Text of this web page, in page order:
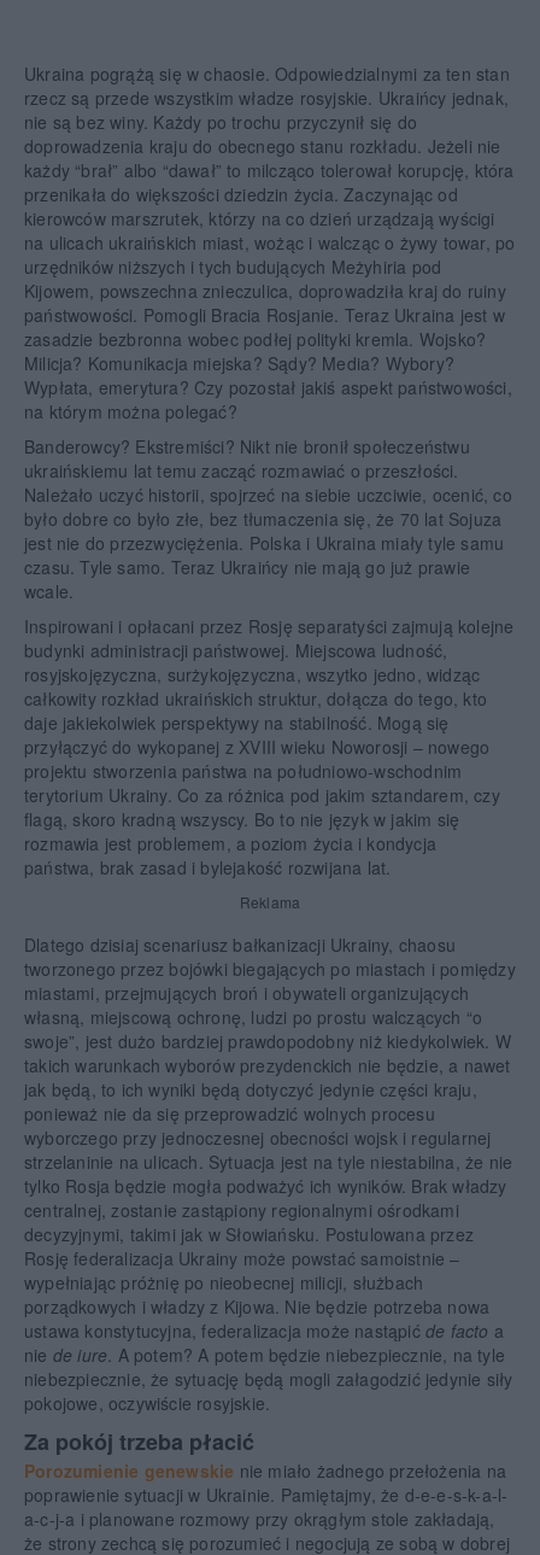
Ukraina pogrążą się w chaosie. Odpowiedzialnymi za ten stan
rzecz są przede wszystkim władze rosyjskie. Ukraińcy jednak,
nie są bez winy. Każdy po trochu przyczynił się do
doprowadzenia kraju do obecnego stanu rozkładu. Jeżeli nie
każdy “brał” albo “dawał” to milcząco tolerował korupcję, która
przenikała do większości dziedzin życia. Zaczynając od
kierowców marszrutek, którzy na co dzień urządzają wyścigi
na ulicach ukraińskich miast, wożąc i walcząc o żywy towar, po
urzędników niższych i tych budujących Meżyhiria pod
Kijowem, powszechna znieczulica, doprowadziła kraj do ruiny
państwowości. Pomogli Bracia Rosjanie. Teraz Ukraina jest w
zasadzie bezbronna wobec podłej polityki kremla. Wojsko?
Milicja? Komunikacja miejska? Sądy? Media? Wybory?
Wypłata, emerytura? Czy pozostał jakiś aspekt państwowości,
na którym można polegać?
Banderowcy? Ekstremiści? Nikt nie bronił społeczeństwu
ukraińskiemu lat temu zacząć rozmawiać o przeszłości.
Należało uczyć historii, spojrzeć na siebie uczciwie, ocenić, co
było dobre co było złe, bez tłumaczenia się, że 70 lat Sojuza
jest nie do przezwyciężenia. Polska i Ukraina miały tyle samu
czasu. Tyle samo. Teraz Ukraińcy nie mają go już prawie
wcale.
Inspirowani i opłacani przez Rosję separatyści zajmują kolejne
budynki administracji państwowej. Miejscowa ludność,
rosyjskojęzyczna, surżykojęzyczna, wszytko jedno, widząc
całkowity rozkład ukraińskich struktur, dołącza do tego, kto
daje jakiekolwiek perspektywy na stabilność. Mogą się
przyłączyć do wykopanej z XVIII wieku Noworosji – nowego
projektu stworzenia państwa na południowo-wschodnim
terytorium Ukrainy. Co za różnica pod jakim sztandarem, czy
flagą, skoro kradną wszyscy. Bo to nie język w jakim się
rozmawia jest problemem, a poziom życia i kondycja
państwa, brak zasad i bylejakość rozwijana lat.
Reklama
Dlatego dzisiaj scenariusz bałkanizacji Ukrainy, chaosu
tworzonego przez bojówki biegających po miastach i pomiędzy
miastami, przejmujących broń i obywateli organizujących
własną, miejscową ochronę, ludzi po prostu walczących “o
swoje”, jest dużo bardziej prawdopodobny niż kiedykolwiek. W
takich warunkach wyborów prezydenckich nie będzie, a nawet
jak będą, to ich wyniki będą dotyczyć jedynie części kraju,
ponieważ nie da się przeprowadzić wolnych procesu
wyborczego przy jednoczesnej obecności wojsk i regularnej
strzelaninie na ulicach. Sytuacja jest na tyle niestabilna, że nie
tylko Rosja będzie mogła podważyć ich wyników. Brak władzy
centralnej, zostanie zastąpiony regionalnymi ośrodkami
decyzyjnymi, takimi jak w Słowiańsku. Postulowana przez
Rosję federalizacja Ukrainy może powstać samoistnie –
wypełniając próżnię po nieobecnej milicji, służbach
porządkowych i władzy z Kijowa. Nie będzie potrzeba nowa
ustawa konstytucyjna, federalizacja może nastąpićde facto a
nie de iure. A potem? A potem będzie niebezpiecznie, na tyle
niebezpiecznie, że sytuację będą mogli załagodzić jedynie siły
pokojowe, oczywiście rosyjskie.
Za pokój trzeba płacić
Porozumienie genewskie nie miało żadnego przełożenia na
poprawienie sytuacji w Ukrainie. Pamiętajmy, że d-e-e-s-k-a-l-
a-c-j-a i planowane rozmowy przy okrągłym stole zakładają,
że strony zechcą się porozumieć i negocjują ze sobą w dobrej